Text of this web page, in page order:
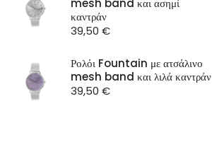
ST Watchmesh band και ασημί
καντράν
39,50 €
Ρολόι Fountain με ατσάλινο
mesh band και λιλά καντράν
39,50 €